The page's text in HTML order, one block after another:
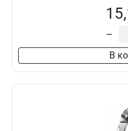
–
В